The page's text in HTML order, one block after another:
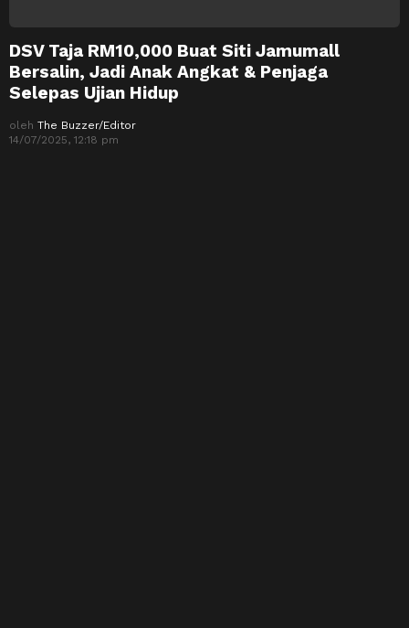
DSV Taja RM10,000 Buat Siti Jamumall
Bersalin, Jadi Anak Angkat & Penjaga
Selepas Ujian Hidup
oleh The Buzzer/Editor
14/07/2025, 12:18 pm